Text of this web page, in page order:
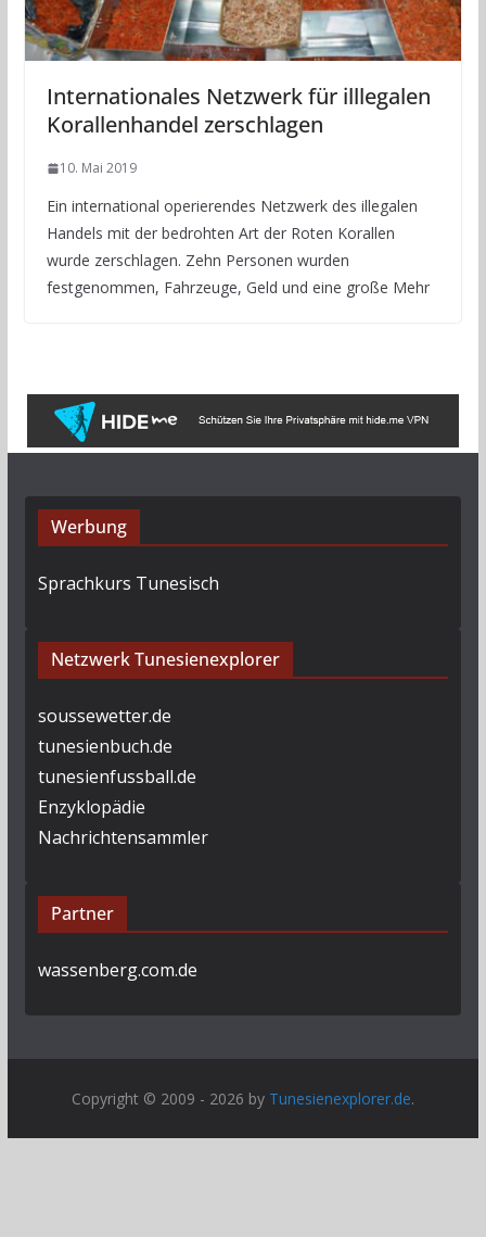
Internationales Netzwerk für illlegalen
Korallenhandel zerschlagen
10. Mai 2019
Ein international operierendes Netzwerk des illegalen
Handels mit der bedrohten Art der Roten Korallen
wurde zerschlagen. Zehn Personen wurden
festgenommen, Fahrzeuge, Geld und eine große Mehr
Werbung
Sprachkurs Tunesisch
Netzwerk Tunesienexplorer
soussewetter.de
tunesienbuch.de
tunesienfussball.de
Enzyklopädie
Nachrichtensammler
Partner
wassenberg.com.de
Copyright © 2009 - 2026 by Tunesienexplorer.de.